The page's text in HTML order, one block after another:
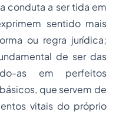
conduta a ser tida em
sentido mais
ou regra jurídica;
de ser das
as em perfeitos
que servem de
vitais do próprio